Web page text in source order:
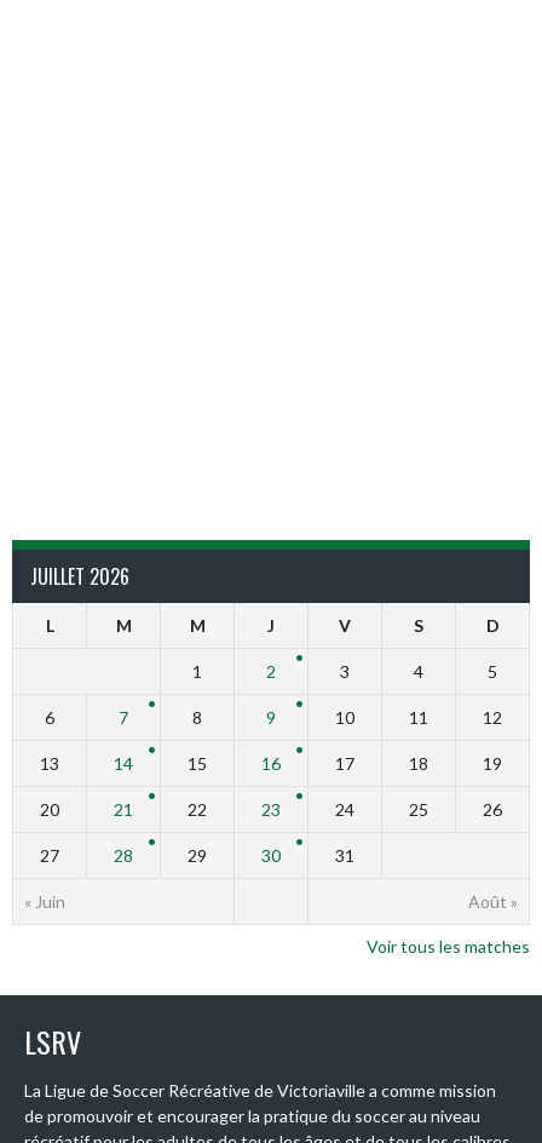
JUILLET 2026
L M M J V S D
« Juin Août »
1 2 3 4 5
6 7 8 9 10 11 12
13 14 15 16 17 18 19
20 21 22 23 24 25 26
27 28 29 30 31
Voir tous les matches
LSRV
La Ligue de Soccer Récréative de Victoriaville a comme mission
de promouvoir et encourager la pratique du soccer au niveau